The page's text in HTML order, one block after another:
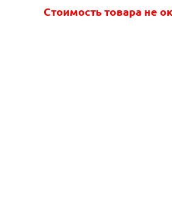
Стоимость товара не